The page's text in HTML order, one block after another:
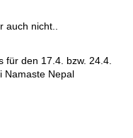
auch nicht..
für den 17.4. bzw. 24.4.
Namaste Nepal